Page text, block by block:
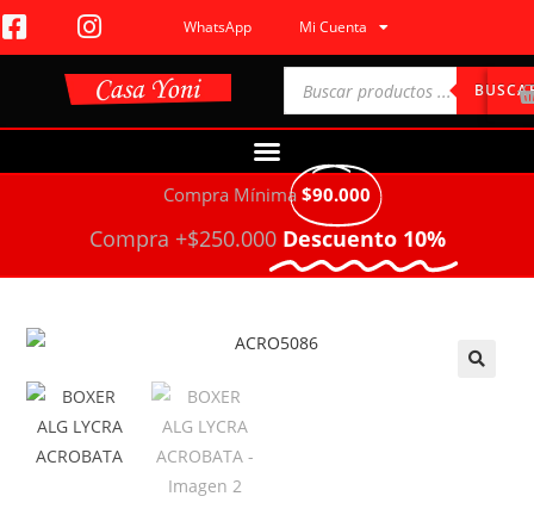
WhatsApp Mi Cuenta
Compra Mínima $90.000
Compra +$250.000 Descuento 10%